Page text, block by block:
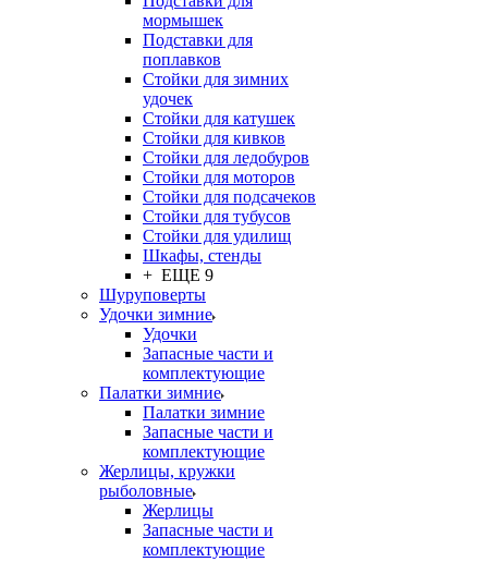
мормышек
Подставки для
поплавков
Стойки для зимних
удочек
Стойки для катушек
Стойки для кивков
Стойки для ледобуров
Стойки для моторов
Стойки для подсачеков
Стойки для тубусов
Стойки для удилищ
Шкафы, стенды
+ ЕЩЕ 9
Шуруповерты
Удочки зимние
Удочки
Запасные части и
комплектующие
Палатки зимние
Палатки зимние
Запасные части и
комплектующие
Жерлицы, кружки
рыболовные
Жерлицы
Запасные части и
комплектующие